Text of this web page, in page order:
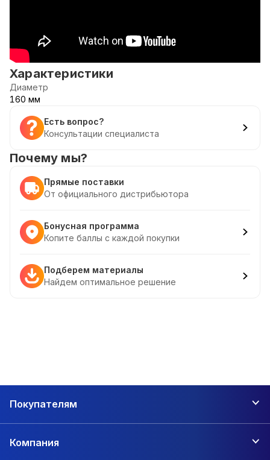
Характеристики
Диаметр
160 мм
Есть вопрос?
Консультации специалиста
Почему мы?
Прямые поставки
От официального дистрибьютора
Бонусная программа
Копите баллы с каждой покупки
Подберем материалы
Найдем оптимальное решение
Покупателям
Компания